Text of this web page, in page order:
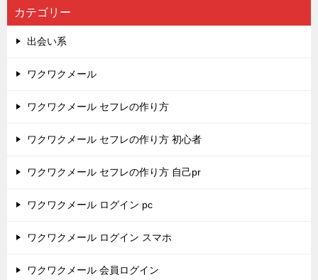
カテゴリー
出会い系
ワクワクメール
ワクワクメール セフレの作り方
ワクワクメール セフレの作り方 初心者
ワクワクメール セフレの作り方 自己pr
ワクワクメール ログイン pc
ワクワクメール ログイン スマホ
ワクワクメール 会員ログイン